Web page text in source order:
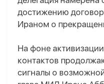
достижению
Ираном о
На фоне
контактов
сигналы о